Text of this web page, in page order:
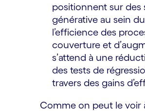
positionnent sur des
générative au sein
l’efficience des
couverture et
s’attend à une
des tests de
travers des gains
Comme on peut le voir